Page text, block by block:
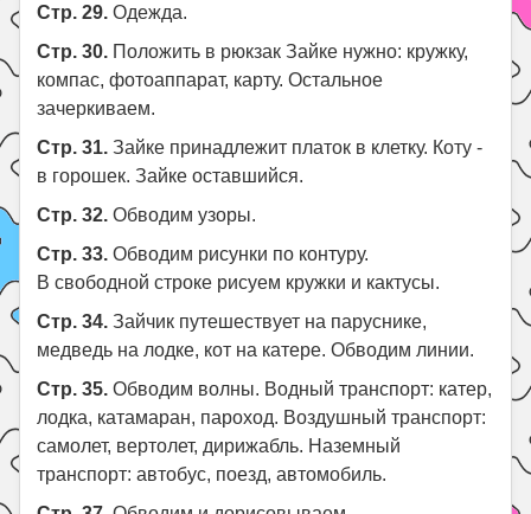
Стр. 29. Одежда.
Стр. 30. Положить в рюкзак Зайке нужно: кружку,
компас, фотоаппарат, карту. Остальное
зачеркиваем.
Стр. 31. Зайке принадлежит платок в клетку. Коту -
в горошек. Зайке оставшийся.
Стр. 32. Обводим узоры.
Стр. 33. Обводим рисунки по контуру.
В свободной строке рисуем кружки и кактусы.
Стр. 34. Зайчик путешествует на паруснике,
медведь на лодке, кот на катере. Обводим линии.
Стр. 35. Обводим волны. Водный транспорт: катер,
лодка, катамаран, пароход. Воздушный транспорт:
самолет, вертолет, дирижабль. Наземный
транспорт: автобус, поезд, автомобиль.